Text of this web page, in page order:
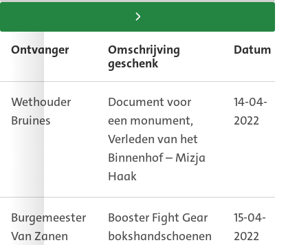
naar
links
tabel
rechts
Ontvanger
Omschrijving
geschenk
Datum
Wethouder
Bruines
Document voor
een monument,
Verleden van het
Binnenhof – Mizja
Haak
14-04-
2022
Burgemeester
Van Zanen
Booster Fight Gear
bokshandschoenen
15-04-
2022